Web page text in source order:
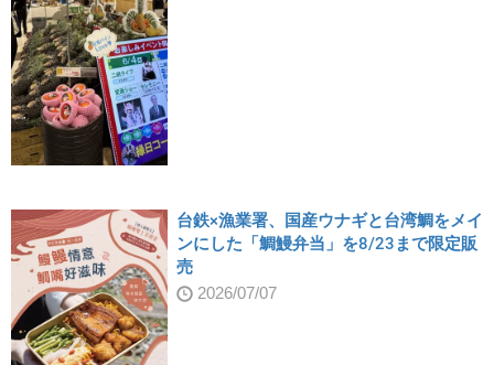
台鉄×漁業署、国産ウナギと台湾鯛をメイ
ンにした「鯛鰻弁当」を8/23まで限定販
売
2026/07/07